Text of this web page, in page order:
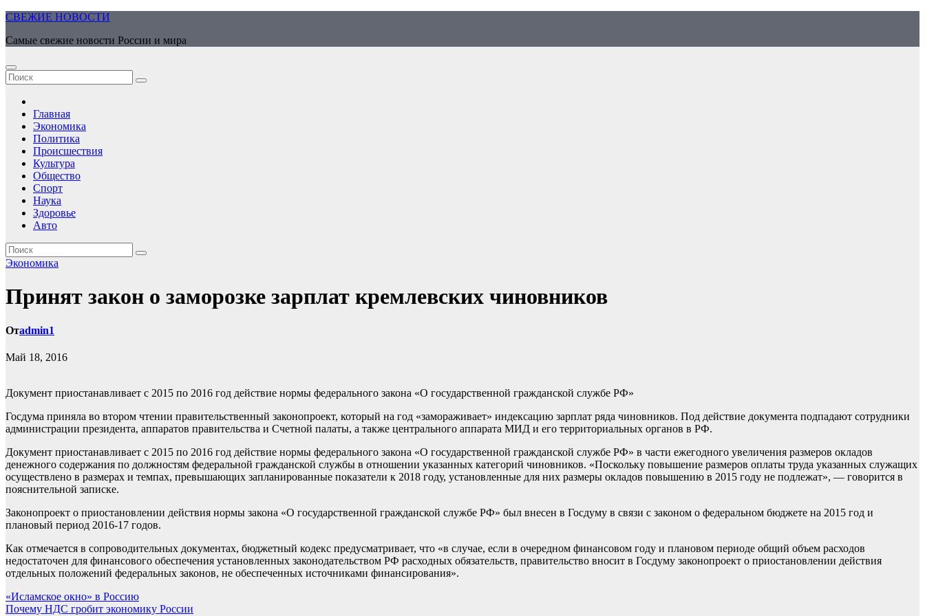
Перейти
содержимому
СВЕЖИЕ НОВОСТИ
Самые свежие новости России и мира
Главная
Экономика
Политика
Происшествия
Культура
Общество
Спорт
Наука
Здоровье
Авто
Экономика
Принят закон о заморозке зарплат кремлевских чиновников
Отadmin1
Май 18, 2016
Документ приостанавливает с 2015 по 2016 год действие нормы федерального закона «О государственной гражданской службе РФ»
Госдума приняла во втором чтении правительственный законопроект, который на год «замораживает» индексацию зарплат ряда чиновников. Под действие документа подпадают сотрудники
администрации президента, аппаратов правительства и Счетной палаты, а также центрального аппарата МИД и его территориальных органов в РФ.
Документ приостанавливает с 2015 по 2016 год действие нормы федерального закона «О государственной гражданской службе РФ» в части ежегодного увеличения размеров окладов
денежного содержания по должностям федеральной гражданской службы в отношении указанных категорий чиновников. «Поскольку повышение размеров оплаты труда указанных служащих
осуществлено в размерах и темпах, превышающих запланированные показатели к 2018 году, установленные для них размеры окладов повышению в 2015 году не подлежат», — говорится в
пояснительной записке.
Законопроект о приостановлении действия нормы закона «О государственной гражданской службе РФ» был внесен в Госдуму в связи с законом о федеральном бюджете на 2015 год и
плановый период 2016-17 годов.
Как отмечается в сопроводительных документах, бюджетный кодекс предусматривает, что «в случае, если в очередном финансовом году и плановом периоде общий объем расходов
недостаточен для финансового обеспечения установленных законодательством РФ расходных обязательств, правительство вносит в Госдуму законопроект о приостановлении действия
отдельных положений федеральных законов, не обеспеченных источниками финансирования».
Навигация
«Исламское окно» в Россию
Почему НДС гробит экономику России